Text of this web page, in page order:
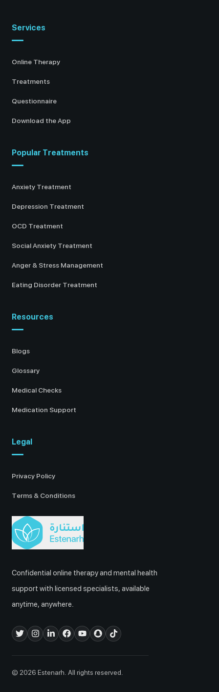
Confidential online therapy and mental health
support with licensed specialists, available
anytime, anywhere.
© 2026 Estenarh. All rights reserved.
Services
Online Therapy
Treatments
Questionnaire
Download the App
Popular Treatments
Anxiety Treatment
Depression Treatment
OCD Treatment
Social Anxiety Treatment
Anger & Stress Management
Eating Disorder Treatment
Resources
Blogs
Glossary
Medical Checks
Medication Support
Legal
Privacy Policy
Terms & Conditions